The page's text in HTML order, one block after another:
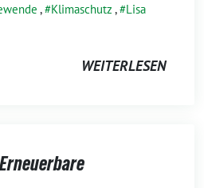
, Klimaschutz ,
Lisa
WEITERLESEN